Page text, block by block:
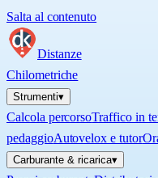
Salta al contenuto
Distanze
Chilometriche
Strumenti▾
Calcola percorsoTraffico in
pedaggioAutovelox e tutor
Carburante & ricarica▾